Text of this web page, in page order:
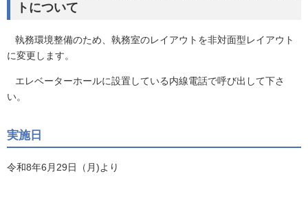
トについて
執務環境整備のため、執務室のレイアウトを非対面型レイアウト
に変更します。
エレベーターホールに設置している内線電話で呼び出して下さ
い。
実施日
令和8年6月29日（月)より